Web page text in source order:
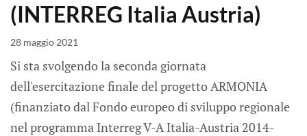
(INTERREG Italia Austria)
28 maggio 2021
Si sta svolgendo la seconda giornata
dell'esercitazione finale del progetto ARMONIA
(finanziato dal Fondo europeo di sviluppo regionale
nel programma Interreg V-A Italia-Austria 2014-